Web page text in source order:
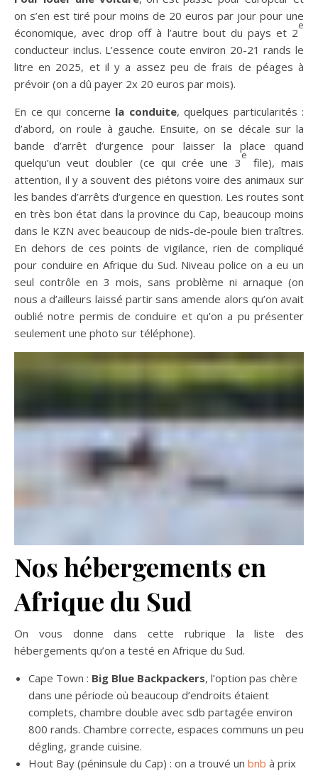
on s’en est tiré pour moins de 20 euros par jour pour une
économique, avec drop off à l’autre bout du pays et 2
e
conducteur inclus. L’essence coute environ 20-21 rands le
litre en 2025, et il y a assez peu de frais de péages à
prévoir (on a dû payer 2x 20 euros par mois).
En ce qui concerne la conduite, quelques particularités :
d’abord, on roule à gauche. Ensuite, on se décale sur la
bande d’arrêt d’urgence pour laisser la place quand
quelqu’un veut doubler (ce qui crée une 3
e
file), mais
attention, il y a souvent des piétons voire des animaux sur
les bandes d’arrêts d’urgence en question. Les routes sont
en très bon état dans la province du Cap, beaucoup moins
dans le KZN avec beaucoup de nids-de-poule bien traîtres.
En dehors de ces points de vigilance, rien de compliqué
pour conduire en Afrique du Sud. Niveau police on a eu un
seul contrôle en 3 mois, sans problème ni arnaque (on
nous a d’ailleurs laissé partir sans amende alors qu’on avait
oublié notre permis de conduire et qu’on a pu présenter
seulement une photo sur téléphone).
Nos hébergements en
Afrique du Sud
On vous donne dans cette rubrique la liste des
hébergements qu’on a testé en Afrique du Sud.
Cape Town : Big Blue Backpackers, l’option pas chère
dans une période où beaucoup d’endroits étaient
complets, chambre double avec sdb partagée environ
800 rands. Chambre correcte, espaces communs un peu
dégling, grande cuisine.
Hout Bay (péninsule du Cap) : on a trouvé un bnb à prix